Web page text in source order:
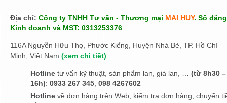
Địa chỉ: Công ty TNHH Tư vấn - Thương mại MAI HUY. Số
Kinh doanh và MST: 0313253376
116A Nguyễn Hữu Thọ, Phước Kiểng, Huyện Nhà Bè, TP. Hồ Chí
Minh, Việt Nam.(xem chi tiết)
Hotline tư vấn kỹ thuật, sản phẩm lan, giá lan, … (từ 8h30 –
16h): 0933 267 345, 098 4267602
Hotline về đơn hàng trên Web, kiểm tra đơn hàng, chuyển